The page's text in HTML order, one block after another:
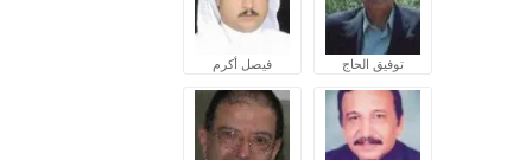
توفيق الحاج فيصل أكرم